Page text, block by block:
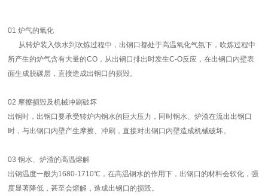
01 炉气的氧化
从转炉装入铁水到吹炼过程中，出钢口都处于高温氧化气氛下，吹炼过程中
所产生的炉气含有大量的CO，从出钢口排出时发生C-O反应，在出钢口内壁表
面生成脱碳层，直接造成出钢口的损毁。
02 摩擦损毁及机械冲刷破坏
出钢时，出钢口要承受转炉内钢水的巨大压力，同时钢水、炉渣在流出出钢口
时，与出钢口内壁产生摩擦、冲刷，直接对出钢口内壁造成机械破坏。
03 钢水、炉渣的高温熔解
出钢温度一般为1680-1710℃，在高温钢水的作用下，出钢口的材料会软化，强
度显著降低，甚至会熔解，造成出钢口的损毁。